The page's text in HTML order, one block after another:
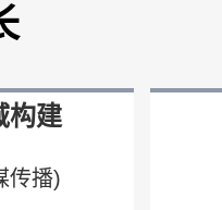
构建
传播)